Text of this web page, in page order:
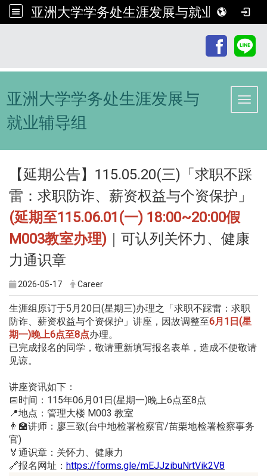
亚洲大学学务处生涯发展与就业辅导组
亚洲大学学务处生涯发展与
就业辅导组
【延期公告】115.05.20(三)「求职不踩
雷：求职防诈、薪资权益与个资保护」
(延期至115.06.01(一) 18:00~20:00假
M003教室办理) ｜可认列关怀力、健康
力通识章
2026-05-17 Career
生涯组原订于5月20日(星期三)办理之「求职不踩雷：求职
防诈、薪资权益与个资保护」讲座，因故调整至6月1日(星
期一)晚上6点至8点办理。
已完成报名的同学，敬请重新填写报名表单，造成不便敬请
见谅。
讲座资讯如下：
📅时间：115年06月01日(星期一)晚上6点至8点
📍地点：管理大楼 M003 教室
👨‍🏫讲师：廖三致(台中地检署检察官/苗栗地检署检察事务
官)
🏅通识章：关怀力、健康力
🔗报名网址： https://forms.gle/mEJJzibuNrtVik2V8